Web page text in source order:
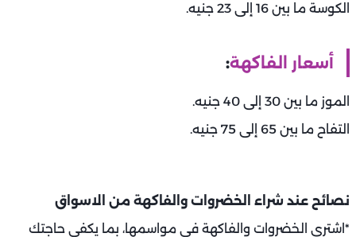
الكوسة ما بين 16 إلى 23 جنيه.
أسعار الفاكهة:
الموز ما بين 30 إلى 40 جنيه.
التفاح ما بين 65 إلى 75 جنيه.
نصائح عند شراء الخضروات والفاكهة من الاسواق
*اشتري الخضروات والفاكهة في مواسمها، بما يكفي حاجتك